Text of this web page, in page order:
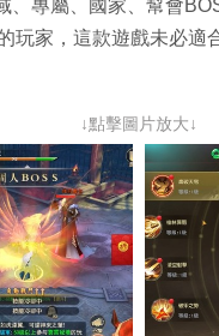
、專屬、國家、幫會
玩家，這款遊戲未必適
↓點擊圖片放大↓